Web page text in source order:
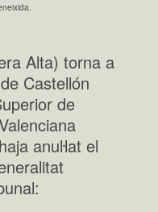
Alta) torna a
Castellón
de
haja anuŀlat el